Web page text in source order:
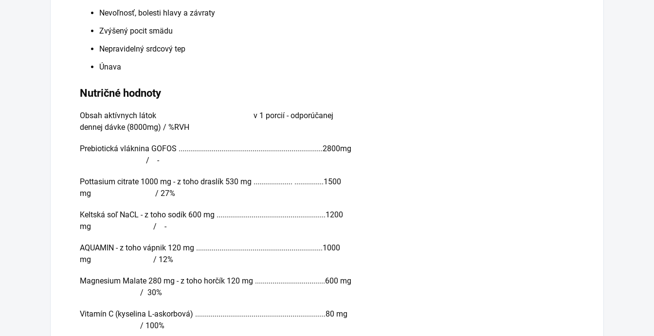
Nevoľnosť, bolesti hlavy a závraty
Zvýšený pocit smädu
Nepravidelný srdcový tep
Únava
Nutričné hodnoty
Obsah aktívnych látok v 1 porcií - odporúčanej
dennej dávke (8000mg) / %RVH
Prebiotická vláknina GOFOS ..........................................................................2800mg
/ -
Pottasium citrate 1000 mg - z toho draslík 530 mg .................... ...............1500
mg / 27%
Keltská soľ NaCL - z toho sodík 600 mg ........................................................1200
mg / -
AQUAMIN - z toho vápnik 120 mg .................................................................1000
mg / 12%
Magnesium Malate 280 mg - z toho horčík 120 mg ....................................600 mg
/ 30%
Vitamín C (kyselina L-askorbová) ...................................................................80 mg
/ 100%